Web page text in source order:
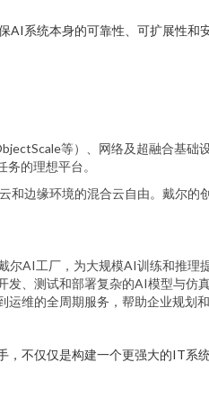
系统本身的可靠性、可扩展性和
等）、网络及超融合基
的理想平台。
和边缘环境的混合云自由。戴尔
AI工厂，为大规模AI训练和推理
、测试和部署复杂的AI模型与仿真
维的全周期服务，帮助企业规划和
不仅仅是构建一个更强大的IT